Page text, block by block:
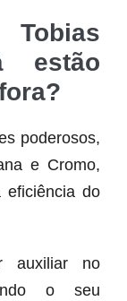
Tobias
estão
poderosos,
e Cromo,
do
auxiliar no
o seu